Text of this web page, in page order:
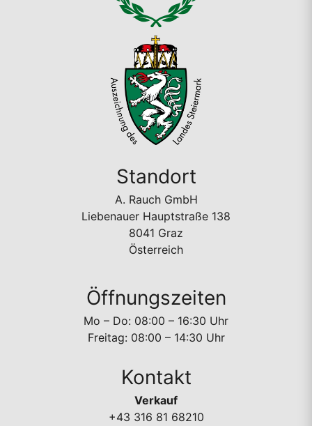
Standort
A. Rauch GmbH
Liebenauer Hauptstraße 138
8041 Graz
Österreich
Öffnungszeiten
Mo – Do: 08:00 – 16:30 Uhr
Freitag: 08:00 – 14:30 Uhr
Kontakt
Verkauf
+43 316 81 68210